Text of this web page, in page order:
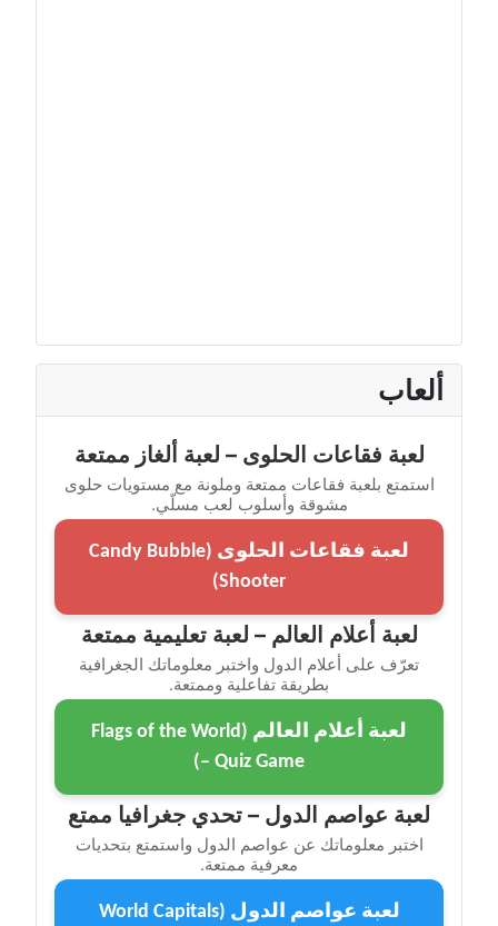
ألعاب
لعبة فقاعات الحلوى – لعبة ألغاز ممتعة
استمتع بلعبة فقاعات ممتعة وملونة مع مستويات حلوى
مشوقة وأسلوب لعب مسلّي.
لعبة فقاعات الحلوى (Candy Bubble
Shooter)
لعبة أعلام العالم – لعبة تعليمية ممتعة
تعرّف على أعلام الدول واختبر معلوماتك الجغرافية
بطريقة تفاعلية وممتعة.
لعبة أعلام العالم (Flags of the World
– Quiz Game)
لعبة عواصم الدول – تحدي جغرافيا ممتع
اختبر معلوماتك عن عواصم الدول واستمتع بتحديات
معرفية ممتعة.
لعبة عواصم الدول (World Capitals